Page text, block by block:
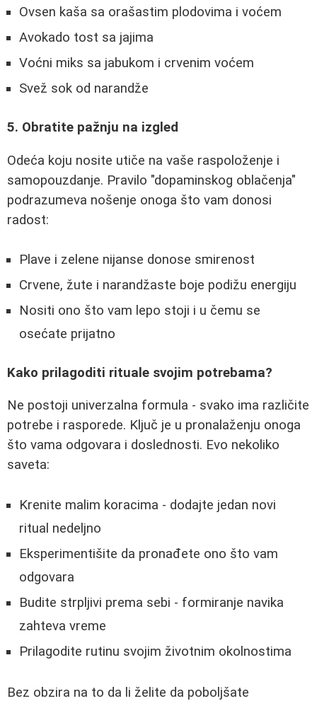
Ovsen kaša sa orašastim plodovima i voćem
Avokado tost sa jajima
Voćni miks sa jabukom i crvenim voćem
Svež sok od narandže
5. Obratite pažnju na izgled
Odeća koju nosite utiče na vaše raspoloženje i
samopouzdanje. Pravilo "dopaminskog oblačenja"
podrazumeva nošenje onoga što vam donosi
radost:
Plave i zelene nijanse donose smirenost
Crvene, žute i narandžaste boje podižu energiju
Nositi ono što vam lepo stoji i u čemu se
osećate prijatno
Kako prilagoditi rituale svojim potrebama?
Ne postoji univerzalna formula - svako ima različite
potrebe i rasporede. Ključ je u pronalaženju onoga
što vama odgovara i doslednosti. Evo nekoliko
saveta:
Krenite malim koracima - dodajte jedan novi
ritual nedeljno
Eksperimentišite da pronađete ono što vam
odgovara
Budite strpljivi prema sebi - formiranje navika
zahteva vreme
Prilagodite rutinu svojim životnim okolnostima
Bez obzira na to da li želite da poboljšate